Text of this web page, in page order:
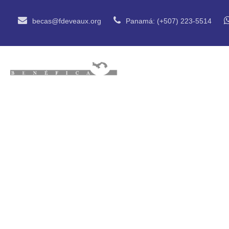
becas@fdeveaux.org Panamá: (+507) 223-5514